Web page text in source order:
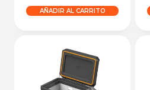
AÑADIR AL CARRITO